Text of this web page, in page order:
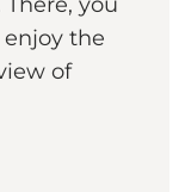
you
the
of